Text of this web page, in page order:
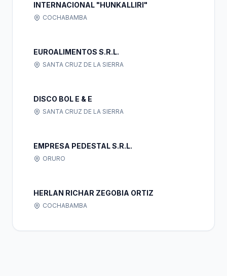
INTERNACIONAL "HUNKALLIRI"
COCHABAMBA
EUROALIMENTOS S.R.L.
SANTA CRUZ DE LA SIERRA
DISCO BOL E & E
SANTA CRUZ DE LA SIERRA
EMPRESA PEDESTAL S.R.L.
ORURO
HERLAN RICHAR ZEGOBIA ORTIZ
COCHABAMBA